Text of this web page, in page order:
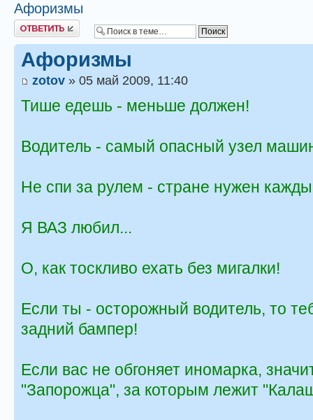
Афоризмы
Ответить
Афоризмы
zotov » 05 май 2009, 11:40
Тише едешь - меньше должен!
Водитель - самый опасный узел
Не спи за рулем - стране нужен
Я ВАЗ любил...
О, как тоскливо ехать без мигалки!
Если ты - осторожный водитель, то
задний бампер!
Если вас не обгоняет иномарка,
"Запорожца", за которым лежит